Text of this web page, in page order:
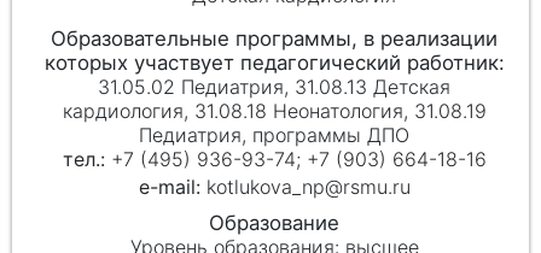
31.05.02 Педиатрия, 31.08.13 Детская
кардиология, 31.08.18 Неонатология, 31.08.19
Педиатрия, программы ДПО
+7 (495) 936-93-74; +7 (903) 664-18-16
kotlukova_np@rsmu.ru
высшее